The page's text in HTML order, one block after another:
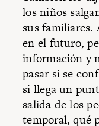
los niños
sus familiares.
en el futuro,
información y
pasar si se
si llega un
salida de los
temporal, qué